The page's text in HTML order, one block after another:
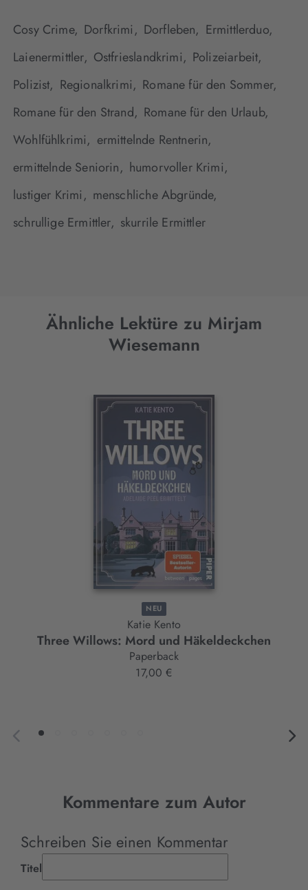
Cosy Crime, Dorfkrimi, Dorfleben, Ermittlerduo,
Laienermittler, Ostfrieslandkrimi, Polizeiarbeit,
Polizist, Regionalkrimi, Romane für den Sommer,
Romane für den Strand, Romane für den Urlaub,
Wohlfühlkrimi, ermittelnde Rentnerin,
ermittelnde Seniorin, humorvoller Krimi,
lustiger Krimi, menschliche Abgründe,
schrullige Ermittler, skurrile Ermittler
Ähnliche Lektüre zu Mirjam
Wiesemann
NEU
Katie Kento
Three Willows: Mord und Häkeldeckchen
Paperback
17,00 €
Kommentare zum Autor
Schreiben Sie einen Kommentar
Titel